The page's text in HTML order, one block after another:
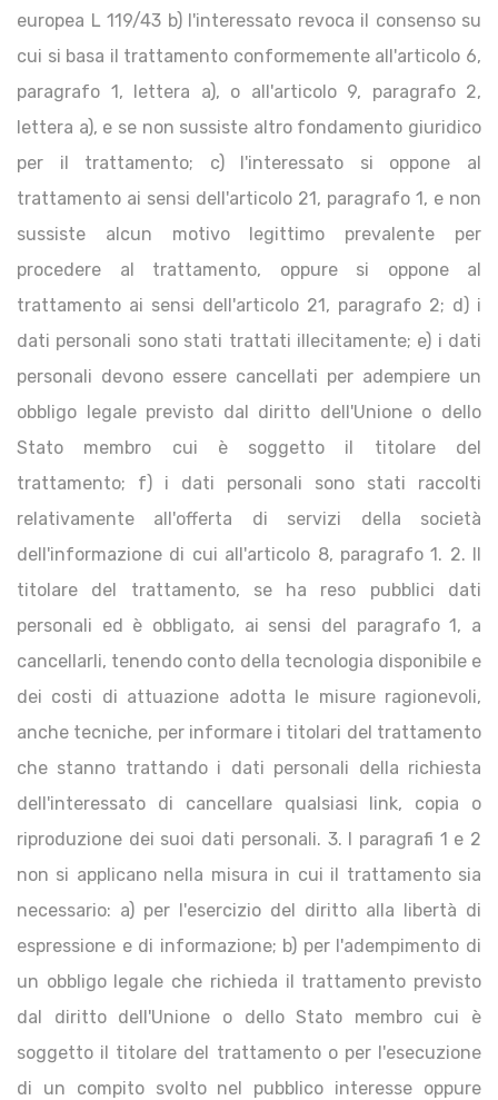
europea L 119/43 b) l'interessato revoca il consenso su
cui si basa il trattamento conformemente all'articolo 6,
paragrafo 1, lettera a), o all'articolo 9, paragrafo 2,
lettera a), e se non sussiste altro fondamento giuridico
per il trattamento; c) l'interessato si oppone al
trattamento ai sensi dell'articolo 21, paragrafo 1, e non
sussiste alcun motivo legittimo prevalente per
procedere al trattamento, oppure si oppone al
trattamento ai sensi dell'articolo 21, paragrafo 2; d) i
dati personali sono stati trattati illecitamente; e) i dati
personali devono essere cancellati per adempiere un
obbligo legale previsto dal diritto dell'Unione o dello
Stato membro cui è soggetto il titolare del
trattamento; f) i dati personali sono stati raccolti
relativamente all'offerta di servizi della società
dell'informazione di cui all'articolo 8, paragrafo 1. 2. Il
titolare del trattamento, se ha reso pubblici dati
personali ed è obbligato, ai sensi del paragrafo 1, a
cancellarli, tenendo conto della tecnologia disponibile e
dei costi di attuazione adotta le misure ragionevoli,
anche tecniche, per informare i titolari del trattamento
che stanno trattando i dati personali della richiesta
dell'interessato di cancellare qualsiasi link, copia o
riproduzione dei suoi dati personali. 3. I paragrafi 1 e 2
non si applicano nella misura in cui il trattamento sia
necessario: a) per l'esercizio del diritto alla libertà di
espressione e di informazione; b) per l'adempimento di
un obbligo legale che richieda il trattamento previsto
dal diritto dell'Unione o dello Stato membro cui è
soggetto il titolare del trattamento o per l'esecuzione
di un compito svolto nel pubblico interesse oppure